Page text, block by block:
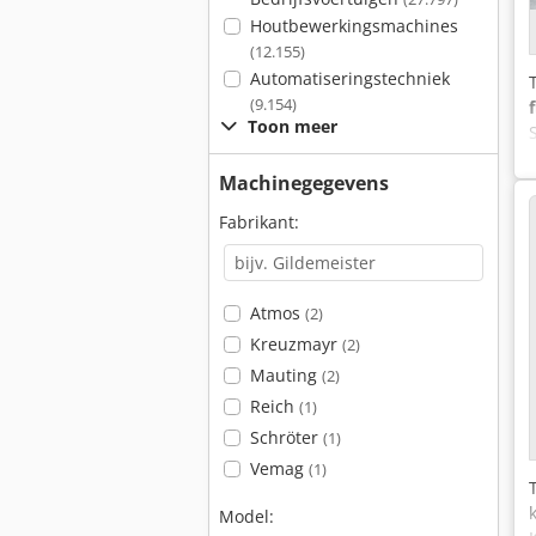
Houtbewerkingsmachines
(12.155)
Automatiseringstechniek
(9.154)
Toon meer
Machinegegevens
Fabrikant:
Atmos (2)
Kreuzmayr (2)
Mauting (2)
Reich (1)
Schröter (1)
Vemag (1)
Model: